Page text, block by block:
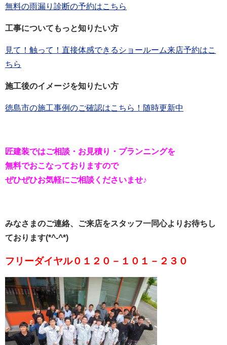
無料の雨漏り診断の予約はこちら
工事についてもっと知りたい方
見て！触って！直接体感できるショールーム来店予約はこ
ちら
施工後のイメージを知りたい方
徳島市の施工事例のご確認はこちら！随時更新中
匠建装ではご相談・お見積り・プランニングを
無料でおこなっておりますので
ぜひぜひお気軽にご相談くださいませ♪
みなさまのご連絡、ご来店をスタッフ一同心よりお待ちし
ております(*^-^*)
フリーダイヤル０１２０－１０１－２３０